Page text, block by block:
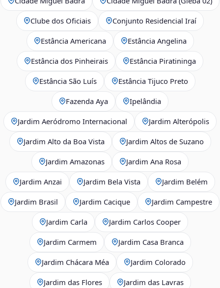
Clube dos Oficiais Conjunto Residencial Iraí
Estância Americana Estância Angelina
Estância dos Pinheirais Estância Piratininga
Estância São Luís Estância Tijuco Preto
Fazenda Aya Ipelândia
Jardim Aeródromo Internacional Jardim Alterópolis
Jardim Alto da Boa Vista Jardim Altos de Suzano
Jardim Amazonas Jardim Ana Rosa
Jardim Anzai Jardim Bela Vista Jardim Belém
Jardim Brasil Jardim Cacique Jardim Campestre
Jardim Carla Jardim Carlos Cooper
Jardim Carmem Jardim Casa Branca
Jardim Chácara Méa Jardim Colorado
Jardim das Flores Jardim das Lavras